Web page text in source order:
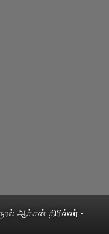
ஆக்சன் திரில்லர் -